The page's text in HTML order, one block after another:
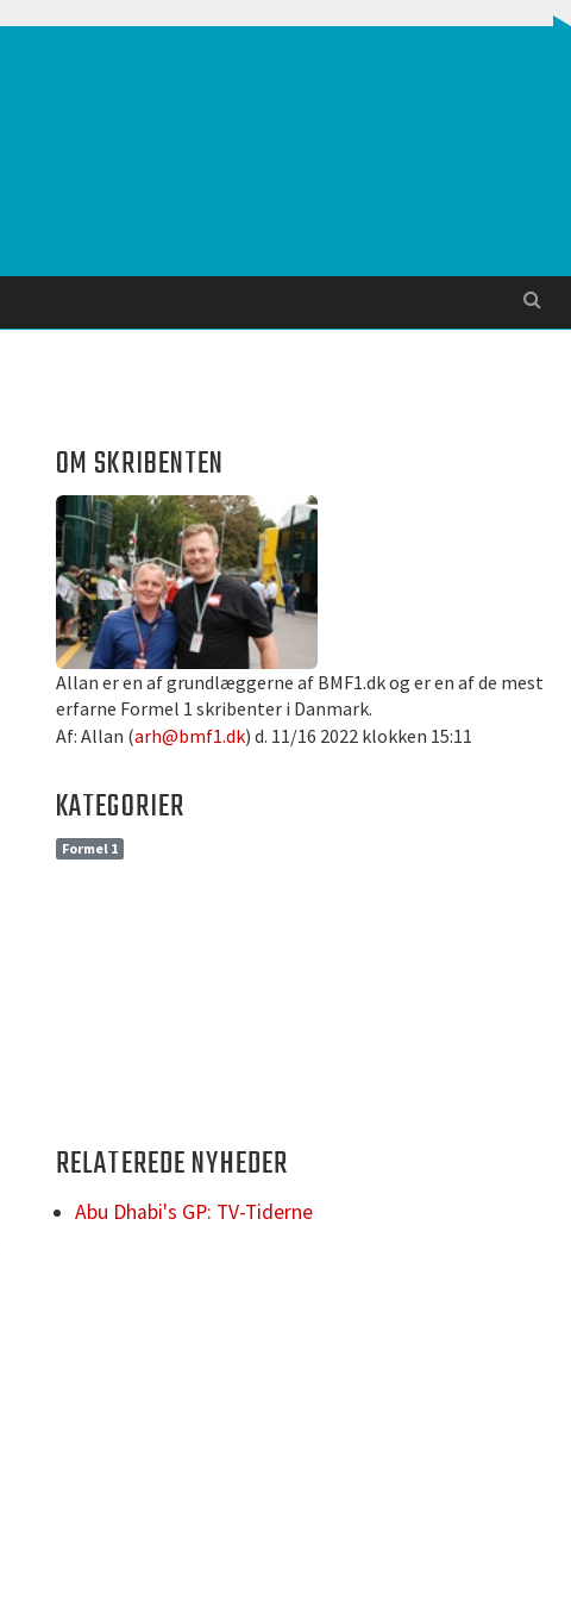
OM SKRIBENTEN
Allan er en af grundlæggerne af BMF1.dk og er en af de mest
erfarne Formel 1 skribenter i Danmark.
Af: Allan (arh@bmf1.dk) d. 11/16 2022 klokken 15:11
KATEGORIER
Formel 1
RELATEREDE NYHEDER
Abu Dhabi's GP: TV-Tiderne